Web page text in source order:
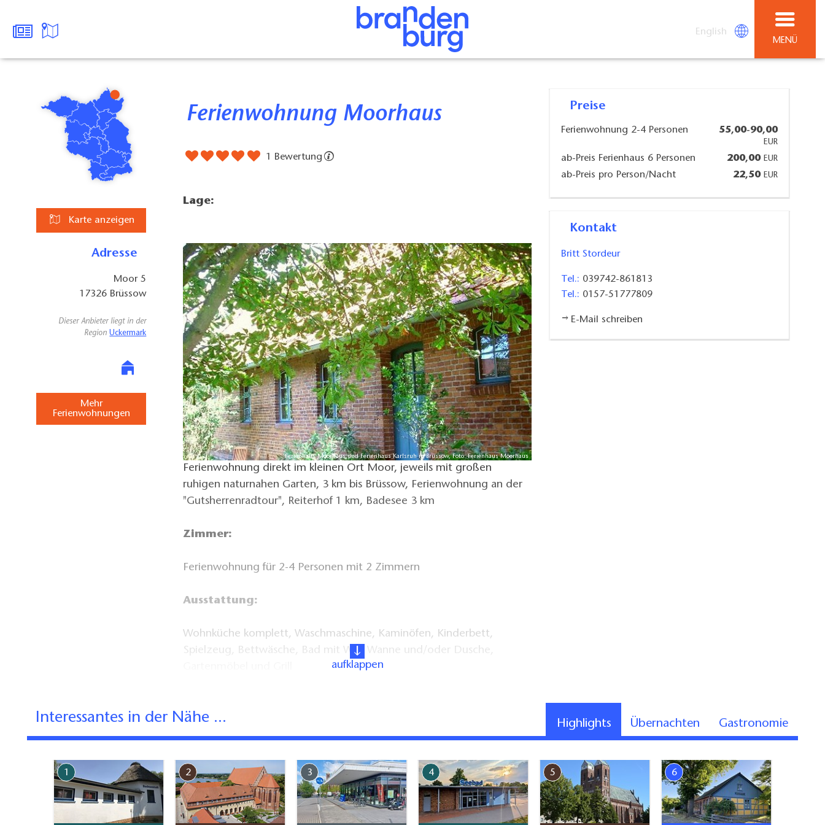
English
MENÜ
Karte anzeigen
Adresse
Moor 5
17326 Brüssow
Dieser Anbieter liegt in der
RegionUckermark
Mehr
Ferienwohnungen
Ferienwohnung Moorhaus
1 Bewertung
Lage:
Ferienhaus Moorhaus und Ferienhaus Karlsruh in Brüssow, Foto: Ferienhaus Moorhaus
Ferienwohnung direkt im kleinen Ort Moor, jeweils mit großen
ruhigen naturnahen Garten, 3 km bis Brüssow, Ferienwohnung an der
"Gutsherrenradtour", Reiterhof 1 km, Badesee 3 km
Zimmer:
Ferienwohnung für 2-4 Personen mit 2 Zimmern
Ausstattung:
Wohnküche komplett, Waschmaschine, Kaminöfen, Kinderbett,
Spielzeug, Bettwäsche, Bad mit WC, Wanne und/oder Dusche,
Bootsvermietung, Kanu/Angelkarte/Fahrräder auf Anfrage,
geeignet, Haustiere (auf Anfrage und ggfs. gegen Gebühr), Parkplatz
am Haus, Liegewiese, Sauna
Ferienhaus Karlsruh in Einzellage im Ort Karlsruh (Fahrenwalde)
aufklappen
Preise
Ferienwohnung 2-4 Personen 55,00-90,00
EUR
ab-Preis Ferienhaus 6 Personen 200,00 EUR
ab-Preis pro Person/Nacht 22,50 EUR
Kontakt
Britt Stordeur
Tel.: 039742-861813
Tel.: 0157-51777809
E-Mail schreiben
Interessantes in der Nähe ... Highlights Übernachten Gastronomie
1 2 3 4 5 6